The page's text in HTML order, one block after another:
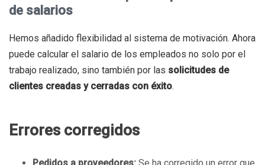
de salarios
Hemos añadido flexibilidad al sistema de motivación. Ahora
puede calcular el salario de los empleados no solo por el
trabajo realizado, sino también por las solicitudes de
clientes creadas y cerradas con éxito.
Errores corregidos